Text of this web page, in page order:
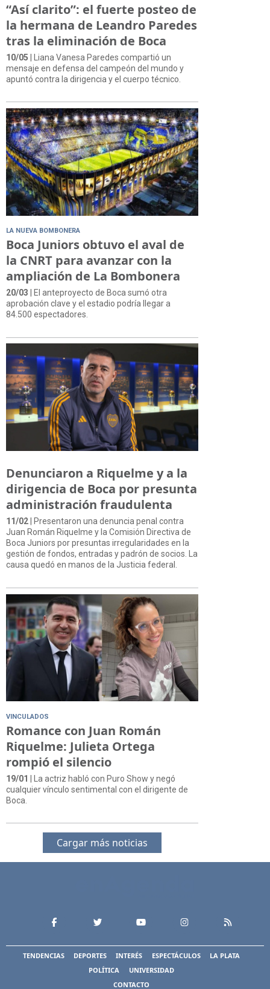
“Así clarito”: el fuerte posteo de
la hermana de Leandro Paredes
tras la eliminación de Boca
10/05 | Liana Vanesa Paredes compartió un
mensaje en defensa del campeón del mundo y
apuntó contra la dirigencia y el cuerpo técnico.
LA NUEVA BOMBONERA
Boca Juniors obtuvo el aval de
la CNRT para avanzar con la
ampliación de La Bombonera
20/03 | El anteproyecto de Boca sumó otra
aprobación clave y el estadio podría llegar a
84.500 espectadores.
Denunciaron a Riquelme y a la
dirigencia de Boca por presunta
administración fraudulenta
11/02 | Presentaron una denuncia penal contra
Juan Román Riquelme y la Comisión Directiva de
Boca Juniors por presuntas irregularidades en la
gestión de fondos, entradas y padrón de socios. La
causa quedó en manos de la Justicia federal.
VINCULADOS
Romance con Juan Román
Riquelme: Julieta Ortega
rompió el silencio
19/01
| La actriz habló con Puro Show y negó
cualquier vínculo sentimental con el dirigente de
Boca.
Cargar más noticias
TENDENCIAS DEPORTES INTERÉS ESPECTÁCULOS
LA PLATA
POLÍTICA
UNIVERSIDAD
CONTACTO